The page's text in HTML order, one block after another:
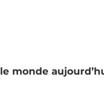
monde